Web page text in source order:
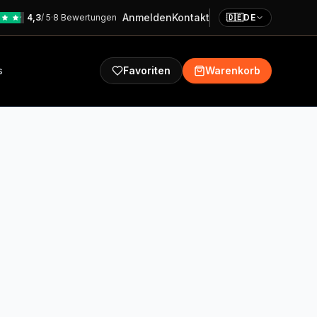
4,3/ 5·8 Bewertungen AnmeldenKontakt 🇩🇪DE
Favoriten Warenkorb